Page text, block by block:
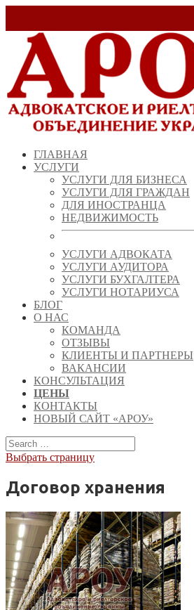
ГЛАВНАЯ
УСЛУГИ
УСЛУГИ ДЛЯ БИЗНЕСА
УСЛУГИ ДЛЯ ГРАЖДАН
ДЛЯ ИНОСТРАНЦА
НЕДВИЖИМОСТЬ
УСЛУГИ АДВОКАТА
УСЛУГИ АУДИТОРА
УСЛУГИ БУХГАЛТЕРА
УСЛУГИ НОТАРИУСА
БЛОГ
О НАС
КОМАНДА
ОТЗЫВЫ
КЛИЕНТЫ И ПАРТНЕРЫ
ВАКАНСИИ
КОНСУЛЬТАЦИЯ
ЦЕНЫ
КОНТАКТЫ
НОВЫЙ САЙТ «АРОУ»
Выбрать страницу
Договор хранения